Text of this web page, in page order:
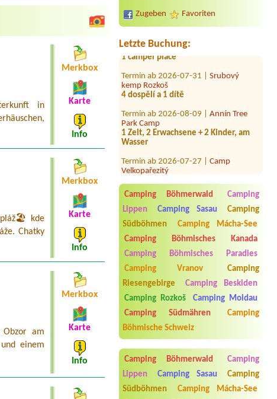
Zugeben Favoriten
Letzte Buchung:
4 lůžková Chatka
Termin ab 2026-08-03 |Autocamp
Příhrazy
1 camper place
kemp Rozkoš
4 dospělí a 1 dítě
Park Camp
1 Zelt, 2 Erwachsene + 2 Kinder, am
Wasser
Velkopařezitý
1místo karavan, auto+ el.přípojka
Termin ab 2027-07-29 |Autokemp
Koryčany
1x6l chatka
Termin ab 2026-07-28 |Kemp a
1 x 4L chatka
Termin ab 2026-08-08 |
Machůzky
2 místa pro stany, 5 lidí, 1 auto
Termin ab 2026-08-03 |Camping
Božanov
1x Stellplatz VW-Bus, ohne Strom, 2
Personen
Camping Böhmerwald
Camping
Lippen
Camping Sasau
Camping
Südböhmen
Camping Mácha-See
Camping Böhmisches Kanada
Camping Böhmisches Paradies
Camping Vranov
Camping
Riesengebirge
Camping Beskiden
Camping Rozkoš
Camping Moldau
Camping Südmähren
Camping
Böhmische Schweiz
Camping Böhmerwald
Camping
Lippen
Camping Sasau
Camping
Südböhmen
Camping Mácha-See
in
Merkbox
Karte
Info
pláž🏖️ kde
Chatky
Merkbox
Karte
Info
am
einem
Merkbox
Karte
Info